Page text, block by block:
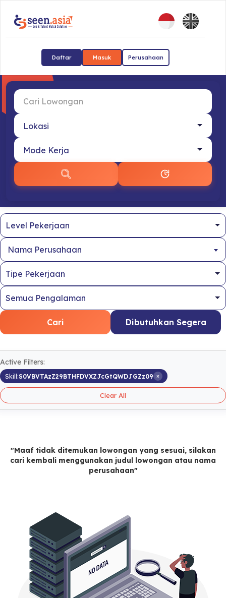
Daftar Masuk Perusahaan
Nama Perusahaan
Cari Dibutuhkan Segera
Active Filters:
Skill:S0VBVTAzZ29BTHFDVXZJcGtQWDJGZz09 ×
Clear All
"Maaf tidak ditemukan lowongan yang sesuai, silakan
cari kembali menggunakan judul lowongan atau nama
perusahaan"